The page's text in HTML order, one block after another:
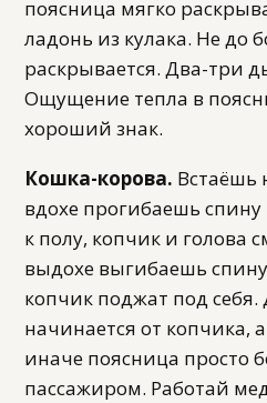
поясница мягко
ладонь из кулака. Не до
раскрывается. Два-три
Ощущение тепла в
хороший знак.
Кошка-корова. Встаёшь
вдохе прогибаешь спину
к полу, копчик и голова
выдохе выгибаешь
копчик поджат под
начинается от копчика,
иначе поясница просто
пассажиром. Работай